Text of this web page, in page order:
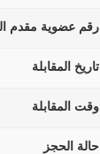
رقم عضوية مقدم
تاريخ المقابلة
وقت المقابلة
حالة الحجز